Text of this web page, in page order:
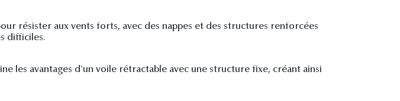
résister aux vents forts, avec des nappes et des structures renforcées
difficiles.
les avantages d'un voile rétractable avec une structure fixe, créant ainsi